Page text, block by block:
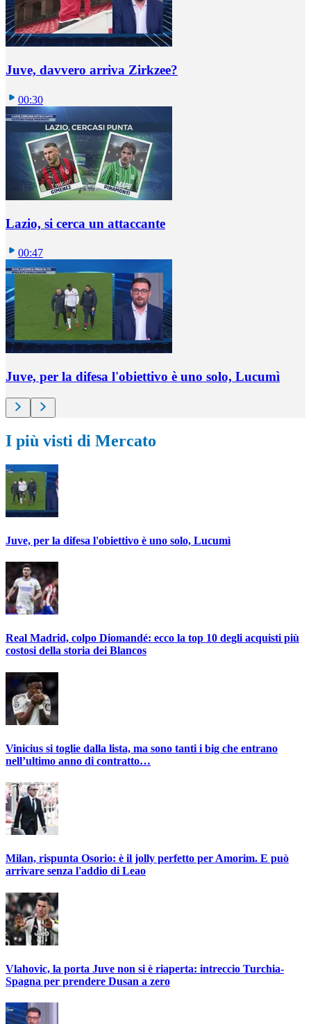
Juve, davvero arriva Zirkzee?
00:30
Lazio, si cerca un attaccante
00:47
Juve, per la difesa l'obiettivo è uno solo, Lucumì
I più visti di Mercato
Juve, per la difesa l'obiettivo è uno solo, Lucumì
Real Madrid, colpo Diomandé: ecco la top 10 degli acquisti più
costosi della storia dei Blancos
Vinicius si toglie dalla lista, ma sono tanti i big che entrano
nell’ultimo anno di contratto…
Milan, rispunta Osorio: è il jolly perfetto per Amorim. E può
arrivare senza l'addio di Leao
Vlahovic, la porta Juve non si è riaperta: intreccio Turchia-
Spagna per prendere Dusan a zero